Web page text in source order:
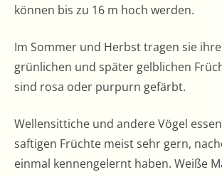
können bis zu 16 m hoch werden.
Im Sommer und Herbst tragen sie
grünlichen und später gelblichen
sind rosa oder purpurn gefärbt.
Wellensittiche und andere Vögel
saftigen Früchte meist sehr gern,
einmal kennengelernt haben. Weiße